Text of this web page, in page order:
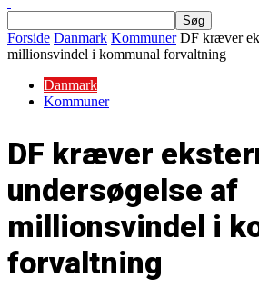
Forside Danmark Kommuner DF kræver
millionsvindel i kommunal forvaltning
Danmark
Kommuner
DF kræver
undersøgelse af
millionsvindel i
forvaltning